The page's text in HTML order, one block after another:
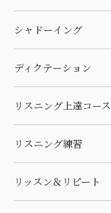
シャドーイング
ディクテーション
リスニング上達コース
リスニング練習
リッスン＆リピート